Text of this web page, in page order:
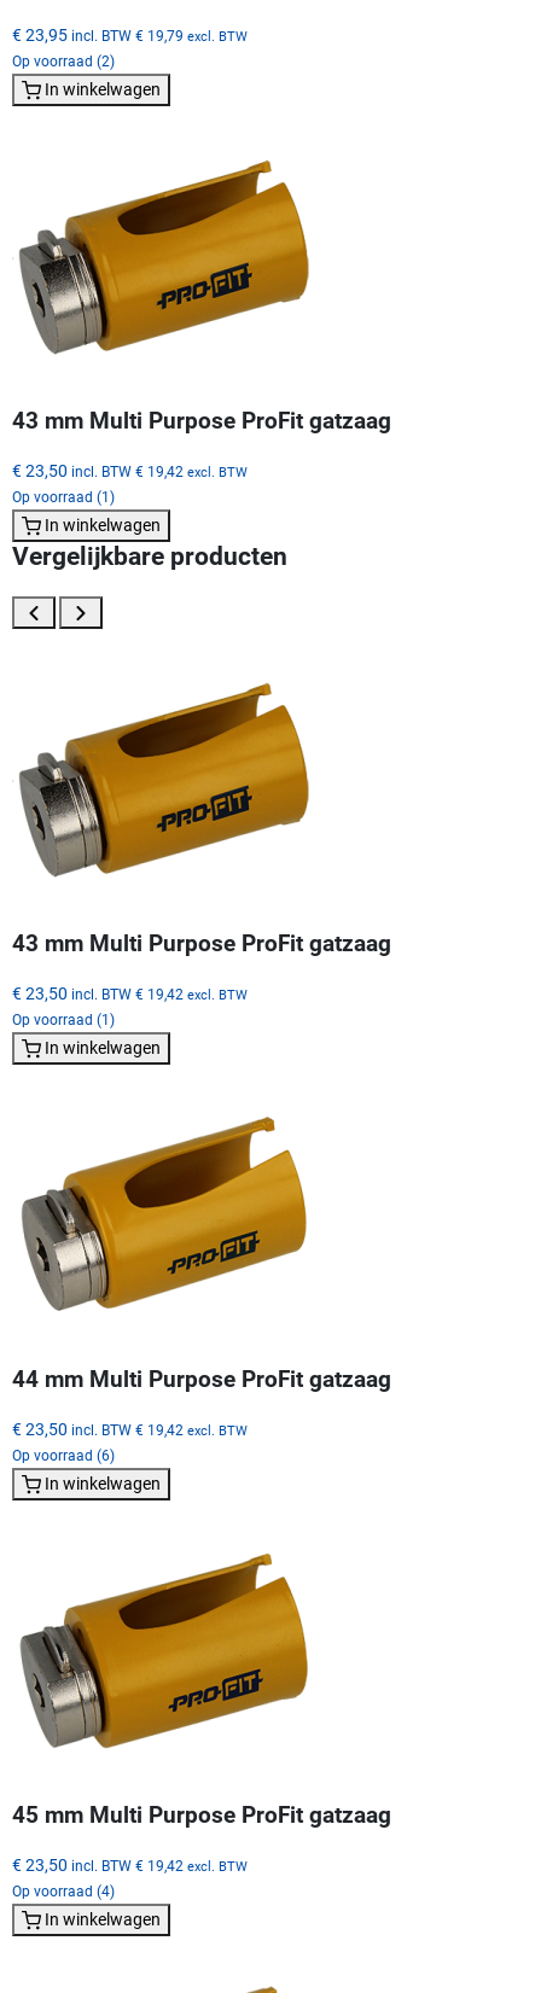
€ 23,95 incl. BTW € 19,79 excl. BTW
Op voorraad (2)
In winkelwagen
43 mm Multi Purpose ProFit gatzaag
€ 23,50 incl. BTW € 19,42 excl. BTW
Op voorraad (1)
In winkelwagen
Vergelijkbare producten
43 mm Multi Purpose ProFit gatzaag
€ 23,50 incl. BTW € 19,42 excl. BTW
Op voorraad (1)
In winkelwagen
44 mm Multi Purpose ProFit gatzaag
€ 23,50 incl. BTW € 19,42 excl. BTW
Op voorraad (6)
In winkelwagen
45 mm Multi Purpose ProFit gatzaag
€ 23,50 incl. BTW € 19,42 excl. BTW
Op voorraad (4)
In winkelwagen